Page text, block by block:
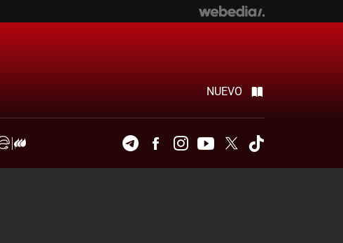
NUEVO
TelegramFacebookInstagramYoutubeTwitter